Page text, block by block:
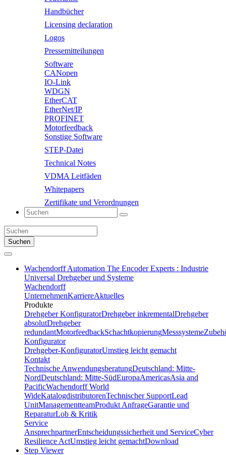
Handbücher
Licensing declaration
Logos
Pressemitteilungen
Software
CANopen
IO-Link
WDGN
EtherCAT
EtherNet/IP
PROFINET
Motorfeedback
Sonstige Software
STEP-Datei
Technical Notes
VDMA Leitfäden
Whitepapers
Zertifikate und Verordnungen
Suchen
Wachendorff Automation The Encoder Experts : Industrie
Universal Drehgeber und Systeme
Wachendorff
UnternehmenKarriereAktuelles
Produkte
Drehgeber KonfiguratorDrehgeber inkrementalDrehgeber
absolutDrehgeber
redundantMotorfeedbackSchachtkopierungMesssysteme
Konfigurator
Drehgeber-KonfiguratorUmstieg leicht gemacht
Kontakt
Technische AnwendungsberatungDeutschland: Mitte-
NordDeutschland: Mitte-SüdEuropaAmericasAsia and
PacificWachendorff World
WideKatalogdistributorenTechnischer SupportLead
UnitManagementteamProdukt AnfrageGarantie und
ReparaturLob & Kritik
Service
AnsprechpartnerEntscheidungssicherheit und ServiceCyber
Resilience ActUmstieg leicht gemachtDownload
Step Viewer